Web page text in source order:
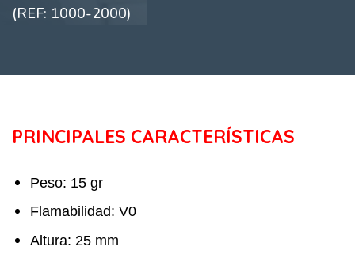
(REF: 1000-2000)
PRINCIPALES CARACTERÍSTICAS
Peso: 15 gr
Flamabilidad: V0
Altura: 25 mm